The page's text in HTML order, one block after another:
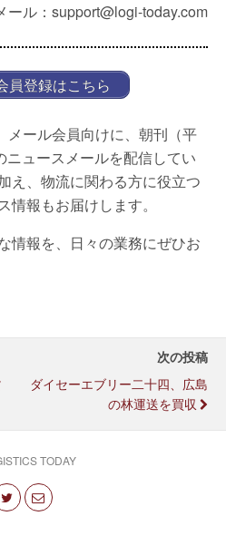
ール：support@logi-today.com
員登録はこちら
メール会員向けに、朝刊（平
ニュースメールを配信してい
え、物流に関わる方に役立つ
報もお届けします。
情報を、日々の業務にぜひお
次の投稿
ダイセーエブリー二十四、広島
の林運送を買収
TODAY